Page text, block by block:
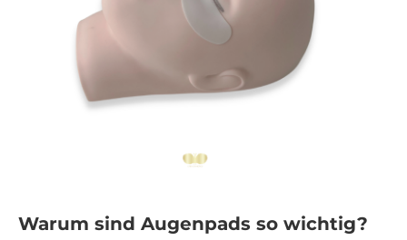
Warum sind Augenpads so wichtig?